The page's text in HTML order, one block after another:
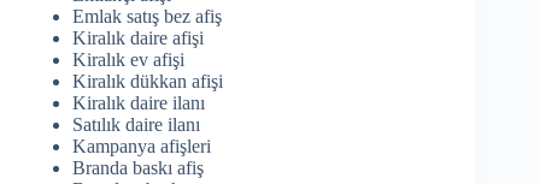
Emlak satış bez afiş
Kiralık daire afişi
Kiralık ev afişi
Kiralık dükkan afişi
Kiralık daire ilanı
Satılık daire ilanı
Kampanya afişleri
Branda baskı afiş